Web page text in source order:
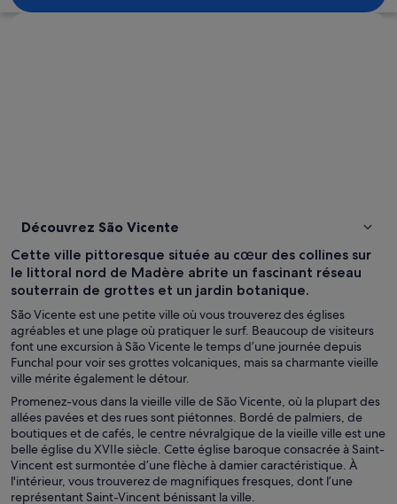
Découvrez São Vicente
Cette ville pittoresque située au cœur des collines sur
le littoral nord de Madère abrite un fascinant réseau
souterrain de grottes et un jardin botanique.
São Vicente est une petite ville où vous trouverez des églises
agréables et une plage où pratiquer le surf. Beaucoup de visiteurs
font une excursion à São Vicente le temps d’une journée depuis
Funchal pour voir ses grottes volcaniques, mais sa charmante vieille
ville mérite également le détour.
Promenez-vous dans la vieille ville de São Vicente, où la plupart des
allées pavées et des rues sont piétonnes. Bordé de palmiers, de
boutiques et de cafés, le centre névralgique de la vieille ville est une
belle église du XVIIe siècle. Cette église baroque consacrée à Saint-
Vincent est surmontée d’une flèche à damier caractéristique. À
l'intérieur, vous trouverez de magnifiques fresques, dont l’une
représentant Saint-Vincent bénissant la ville.